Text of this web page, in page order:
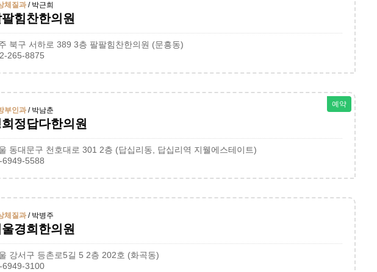
체질과/ 박근희
힘찬한의원
북구 서하로 389 3층 팔팔힘찬한의원 (문흥동)
265-8875
부인과/ 박남춘
정답다한의원
예약
동대문구 천호대로 301 2층 (답십리동, 답십리역 지웰에스테이트)
6949-5588
체질과/ 박병주
경희한의원
강서구 등촌로5길 5 2층 202호 (화곡동)
6949-3100